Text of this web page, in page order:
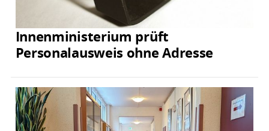
Innenministerium prüft
Personalausweis ohne Adresse